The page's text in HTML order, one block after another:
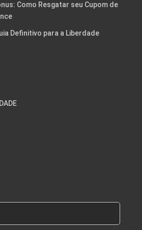
Como Resgatar seu Cupom de
Definitivo para a Liberdade